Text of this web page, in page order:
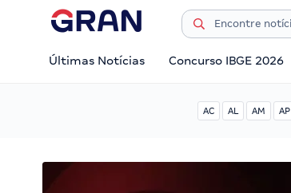
Últimas Notícias Concurso IBGE 2026
AC AL AM AP